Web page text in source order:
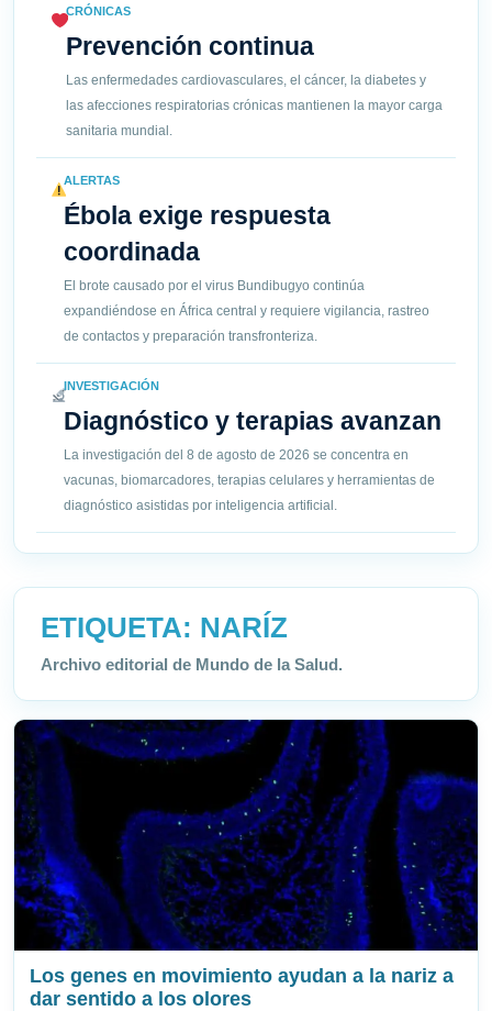
CRÓNICAS
Prevención continua
Las enfermedades cardiovasculares, el cáncer, la diabetes y
las afecciones respiratorias crónicas mantienen la mayor carga
sanitaria mundial.
ALERTAS
Ébola exige respuesta
coordinada
El brote causado por el virus Bundibugyo continúa
expandiéndose en África central y requiere vigilancia, rastreo
de contactos y preparación transfronteriza.
INVESTIGACIÓN
Diagnóstico y terapias avanzan
La investigación del 8 de agosto de 2026 se concentra en
vacunas, biomarcadores, terapias celulares y herramientas de
diagnóstico asistidas por inteligencia artificial.
ETIQUETA: NARÍZ
Archivo editorial de Mundo de la Salud.
Los genes en movimiento ayudan a la nariz a
dar sentido a los olores